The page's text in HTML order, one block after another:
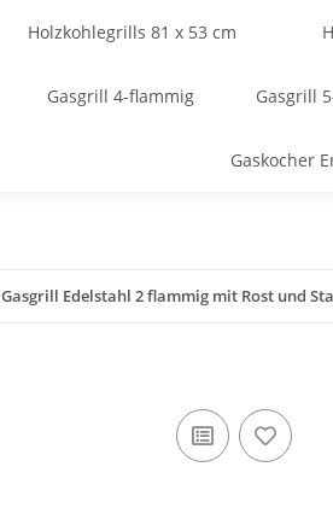
Holzkohlegrills 81 x 53 cm
Gasgrill 4-flammig Gasgrill
Gaskocher
Gasgrill Edelstahl 2 flammig mit Rost und